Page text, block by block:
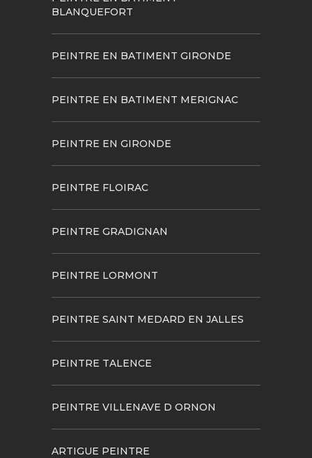
BLANQUEFORT
PEINTRE EN BATIMENT GIRONDE
PEINTRE EN BATIMENT MERIGNAC
PEINTRE EN GIRONDE
PEINTRE FLOIRAC
PEINTRE GRADIGNAN
PEINTRE LORMONT
PEINTRE SAINT MEDARD EN JALLES
PEINTRE TALENCE
PEINTRE VILLENAVE D ORNON
ARTIGUE PEINTRE